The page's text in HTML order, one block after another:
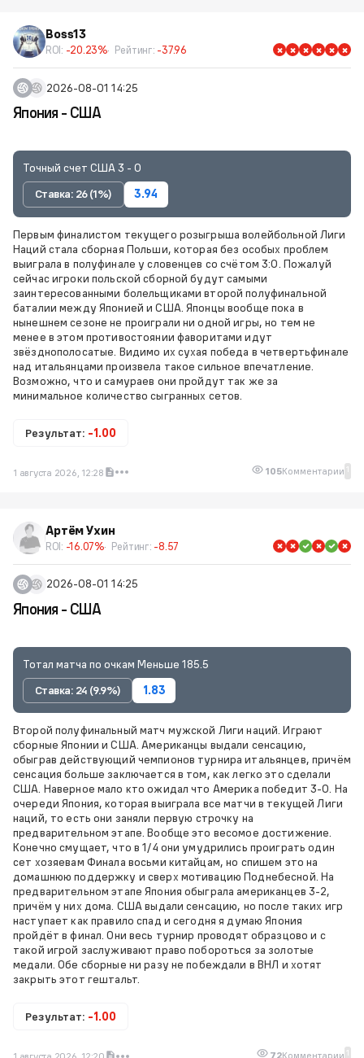
Boss13
ROI: -20.23% Рейтинг: -37.96
2026-08-01 14:25
Япония - США
Точный счет США 3 - 0
Ставка: 26 (1%)
3.94
Первым финалистом текущего розыгрыша волейбольной Лиги
Наций стала сборная Польши, которая без особых проблем
выиграла в полуфинале у словенцев со счётом 3:0. Пожалуй
сейчас игроки польской сборной будут самыми
заинтересованными болельщиками второй полуфинальной
баталии между Японией и США. Японцы вообще пока в
нынешнем сезоне не проиграли ни одной игры, но тем не
менее в этом противостоянии фаворитами идут
звёзднополосатые. Видимо их сухая победа в четвертьфинале
над итальянцами произвела такое сильное впечатление.
Возможно, что и самураев они пройдут так же за
минимальное количество сыгранных сетов.
Результат: -1.00
1 августа 2026, 12:28 105Комментарии 1
Артём Ухин
ROI: -16.07% Рейтинг: -8.57
2026-08-01 14:25
Япония - США
Тотал матча по очкам Меньше 185.5
Ставка: 24 (9.9%)
1.83
Второй полуфинальный матч мужской Лиги наций. Играют
сборные Японии и США. Американцы выдали сенсацию,
обыграв действующий чемпионов турнира итальянцев, причём
сенсация больше заключается в том, как легко это сделали
США. Наверное мало кто ожидал что Америка победит 3-0. На
очереди Япония, которая выиграла все матчи в текущей Лиги
наций, то есть они заняли первую строчку на
предварительном этапе. Вообще это весомое достижение.
Конечно смущает, что в 1/4 они умудрились проиграть один
сет хозяевам Финала восьми китайцам, но спишем это на
домашнюю поддержку и сверх мотивацию Поднебесной. На
предварительном этапе Япония обыграла американцев 3-2,
причём у них дома. США выдали сенсацию, но после таких игр
наступает как правило спад и сегодня я думаю Япония
пройдёт в финал. Они весь турнир проводят образцово и с
такой игрой заслуживают право побороться за золотые
медали. Обе сборные ни разу не побеждали в ВНЛ и хотят
закрыть этот гештальт.
Результат: -1.00
72Комментарии 1